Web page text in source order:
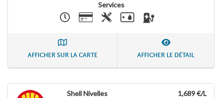
Services
AFFICHER SUR LA CARTE AFFICHER LE DÉTAIL
Shell Nivelles
1,689 €/L